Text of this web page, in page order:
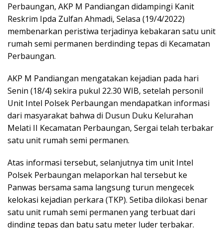
Perbaungan, AKP M Pandiangan didampingi Kanit
Reskrim Ipda Zulfan Ahmadi, Selasa (19/4/2022)
membenarkan peristiwa terjadinya kebakaran satu unit
rumah semi permanen berdinding tepas di Kecamatan
Perbaungan.
AKP M Pandiangan mengatakan kejadian pada hari
Senin (18/4) sekira pukul 22.30 WIB, setelah personil
Unit Intel Polsek Perbaungan mendapatkan informasi
dari masyarakat bahwa di Dusun Duku Kelurahan
Melati II Kecamatan Perbaungan, Sergai telah terbakar
satu unit rumah semi permanen.
Atas informasi tersebut, selanjutnya tim unit Intel
Polsek Perbaungan melaporkan hal tersebut ke
Panwas bersama sama langsung turun mengecek
kelokasi kejadian perkara (TKP). Setiba dilokasi benar
satu unit rumah semi permanen yang terbuat dari
dinding tepas dan batu satu meter luder terbakar.